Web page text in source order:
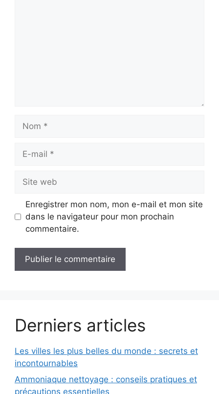
Nom
Site
web
Enregistrer mon nom, mon e-mail et mon site
dans le navigateur pour mon prochain
commentaire.
Derniers articles
Les villes les plus belles du monde : secrets et
incontournables
Ammoniaque nettoyage : conseils pratiques et
précautions essentielles